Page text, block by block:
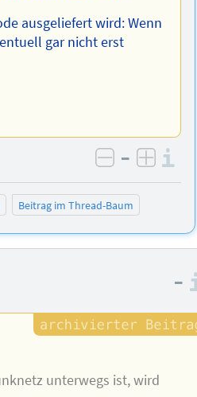
ausgeliefert wird: Wenn
gar nicht erst
negativ
–
Beitrag im Thread-Baum
–
unterwegs ist, wird